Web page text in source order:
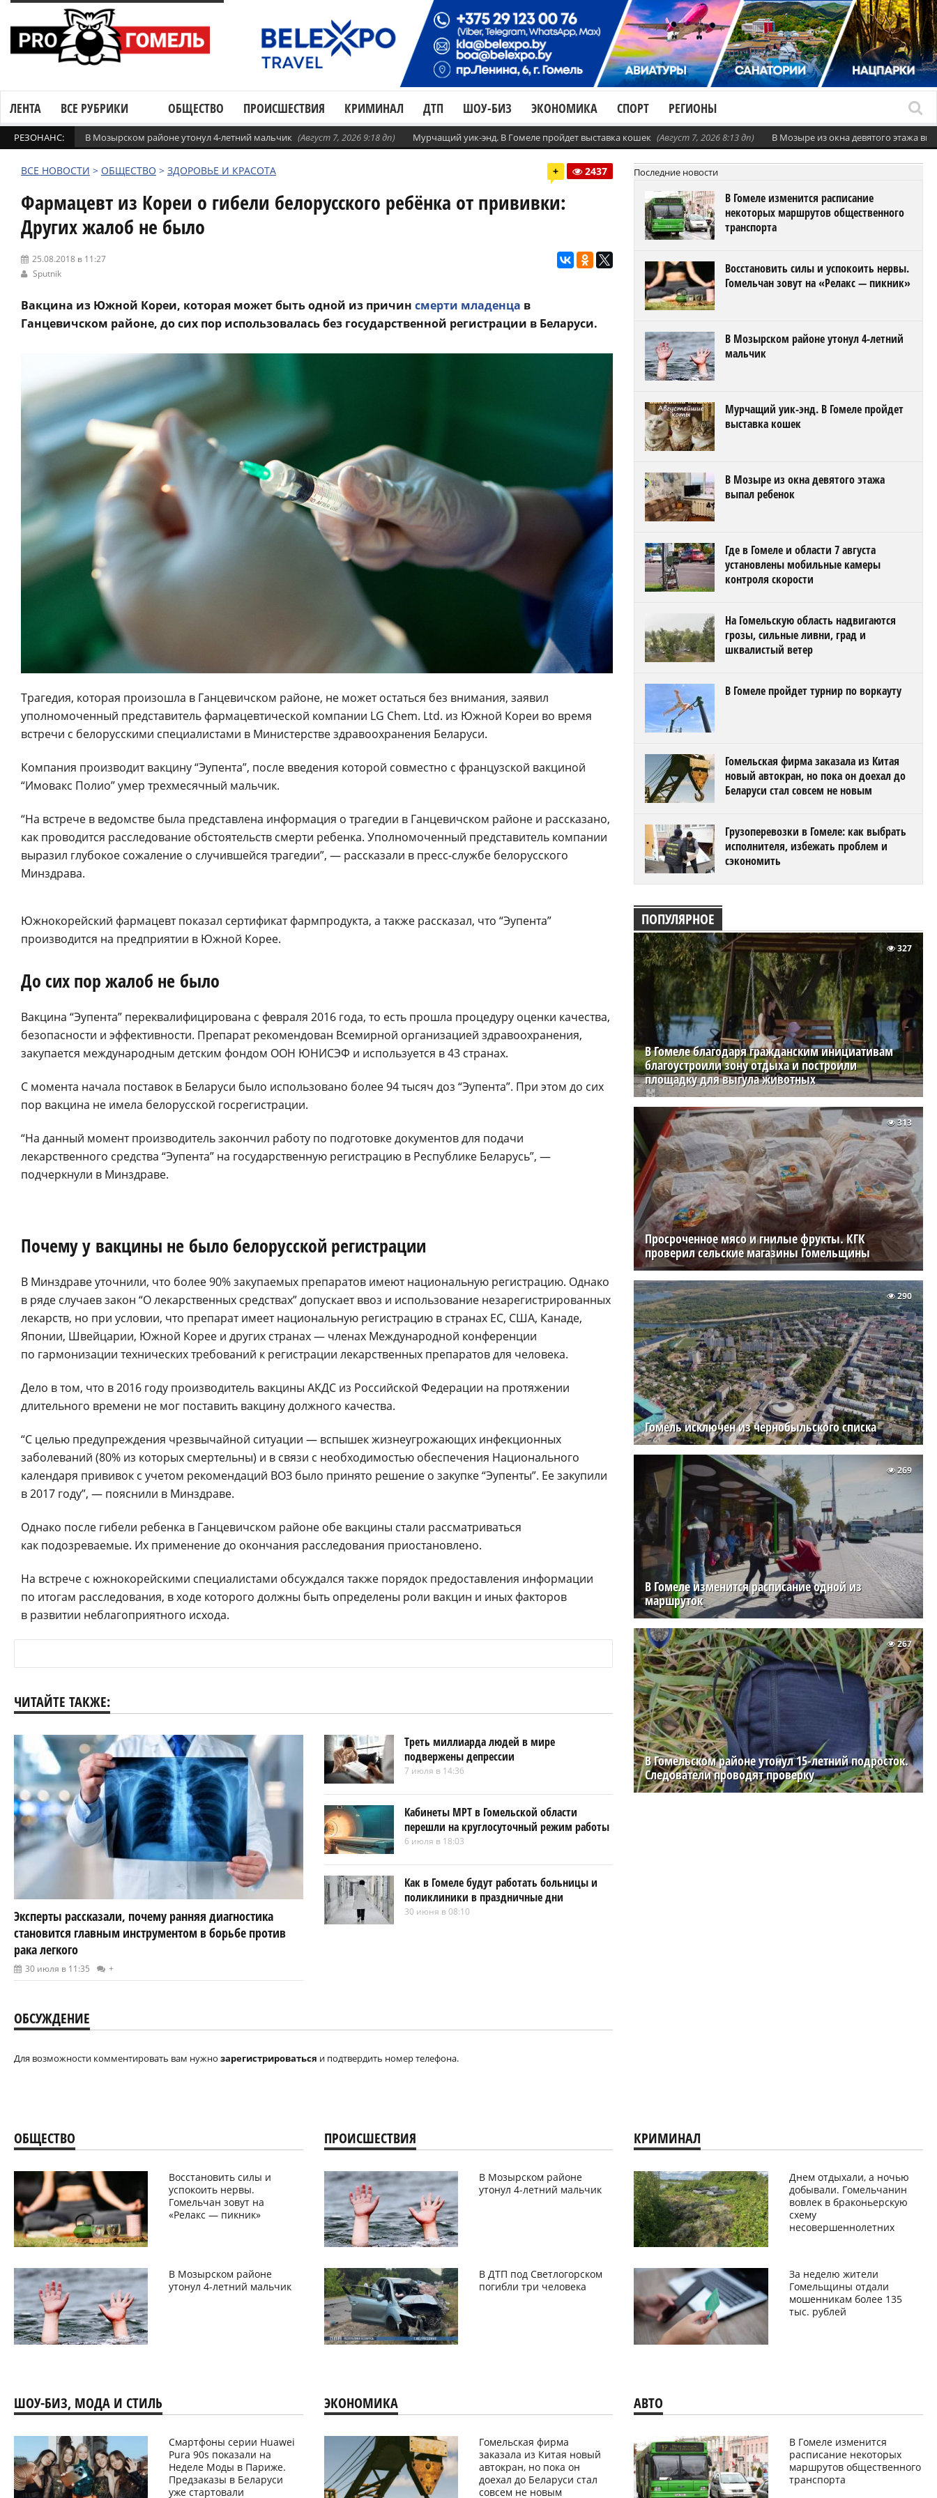
ЛЕНТА ВСЕ РУБРИКИ ОБЩЕСТВО ПРОИСШЕСТВИЯ КРИМИНАЛ ДТП ШОУ-БИЗ ЭКОНОМИКА СПОРТ РЕГИОНЫ
РЕЗОНАНС: В Мозырском районе утонул 4-летний мальчик (Август 7, 2026 9:18 дп) Мурчащий уик-энд. В Гомеле пройдет выставка кошек (Август 7, 2026 8:13 дп) В Мозыре из окна девятого этажа
ВСЕ НОВОСТИ > ОБЩЕСТВО > ЗДОРОВЬЕ И КРАСОТА + 2437
Фармацевт из Кореи о гибели белорусского ребёнка от прививки:
Других жалоб не было
25.08.2018 в 11:27
Sputnik
Вакцина из Южной Кореи, которая может быть одной из причин смерти младенца в
Ганцевичском районе, до сих пор использовалась без государственной регистрации в Беларуси.
Трагедия, которая произошла в Ганцевичском районе, не может остаться без внимания, заявил
уполномоченный представитель фармацевтической компании LG Chem. Ltd. из Южной Кореи во время
встречи с белорусскими специалистами в Министерстве здравоохранения Беларуси.
Компания производит вакцину “Эупента”, после введения которой совместно с французской вакциной
“Имовакс Полио” умер трехмесячный мальчик.
“На встрече в ведомстве была представлена информация о трагедии в Ганцевичском районе и рассказано,
как проводится расследование обстоятельств смерти ребенка. Уполномоченный представитель компании
выразил глубокое сожаление о случившейся трагедии”, — рассказали в пресс-службе белорусского
Минздрава.
Южнокорейский фармацевт показал сертификат фармпродукта, а также рассказал, что “Эупента”
производится на предприятии в Южной Корее.
До сих пор жалоб не было
Вакцина “Эупента” переквалифицирована с февраля 2016 года, то есть прошла процедуру оценки качества,
безопасности и эффективности. Препарат рекомендован Всемирной организацией здравоохранения,
закупается международным детским фондом ООН ЮНИСЭФ и используется в 43 странах.
С момента начала поставок в Беларуси было использовано более 94 тысяч доз “Эупента”. При этом до сих
пор вакцина не имела белорусской госрегистрации.
“На данный момент производитель закончил работу по подготовке документов для подачи
лекарственного средства “Эупента” на государственную регистрацию в Республике Беларусь”, —
подчеркнули в Минздраве.
Почему у вакцины не было белорусской регистрации
В Минздраве уточнили, что более 90% закупаемых препаратов имеют национальную регистрацию. Однако
в ряде случаев закон “О лекарственных средствах” допускает ввоз и использование незарегистрированных
лекарств, но при условии, что препарат имеет национальную регистрацию в странах ЕС, США, Канаде,
Японии, Швейцарии, Южной Корее и других странах — членах Международной конференции
по гармонизации технических требований к регистрации лекарственных препаратов для человека.
Дело в том, что в 2016 году производитель вакцины АКДС из Российской Федерации на протяжении
длительного времени не мог поставить вакцину должного качества.
“С целью предупреждения чрезвычайной ситуации — вспышек жизнеугрожающих инфекционных
заболеваний (80% из которых смертельны) и в связи с необходимостью обеспечения Национального
календаря прививок с учетом рекомендаций ВОЗ было принято решение о закупке “Эупенты”. Ее закупили
в 2017 году”, — пояснили в Минздраве.
Однако после гибели ребенка в Ганцевичском районе обе вакцины стали рассматриваться
как подозреваемые. Их применение до окончания расследования приостановлено.
На встрече с южнокорейскими специалистами обсуждался также порядок предоставления информации
по итогам расследования, в ходе которого должны быть определены роли вакцин и иных факторов
в развитии неблагоприятного исхода.
ЧИТАЙТЕ ТАКЖЕ:
Эксперты рассказали, почему ранняя диагностика
становится главным инструментом в борьбе против
рака легкого
30 июля в 11:35 +
Треть миллиарда людей в мире
подвержены депрессии
7 июля в 14:36
Кабинеты МРТ в Гомельской области
перешли на круглосуточный режим работы
6 июля в 18:03
Как в Гомеле будут работать больницы и
поликлиники в праздничные дни
30 июня в 08:10
ОБСУЖДЕНИЕ
Для возможности комментировать вам нужно зарегистрироваться и подтвердить номер телефона.
Последние новости
В Гомеле изменится расписание
некоторых маршрутов общественного
транспорта
Восстановить силы и успокоить нервы.
Гомельчан зовут на «Релакс — пикник»
В Мозырском районе утонул 4-летний
мальчик
Мурчащий уик-энд. В Гомеле пройдет
выставка кошек
В Мозыре из окна девятого этажа
выпал ребенок
Где в Гомеле и области 7 августа
установлены мобильные камеры
контроля скорости
На Гомельскую область надвигаются
грозы, сильные ливни, град и
шквалистый ветер
В Гомеле пройдет турнир по воркауту
Гомельская фирма заказала из Китая
новый автокран, но пока он доехал до
Беларуси стал совсем не новым
Грузоперевозки в Гомеле: как выбрать
исполнителя, избежать проблем и
сэкономить
ПОПУЛЯРНОЕ
В Гомеле благодаря гражданским инициативам
благоустроили зону отдыха и построили
площадку для выгула животных
327
Просроченное мясо и гнилые фрукты. КГК
проверил сельские магазины Гомельщины
313
Гомель исключен из чернобыльского списка
290
В Гомеле изменится расписание одной из
маршруток
269
В Гомельском районе утонул 15-летний подросток.
Следователи проводят проверку
267
ОБЩЕСТВО
Восстановить силы и
успокоить нервы.
Гомельчан зовут на
«Релакс — пикник»
В Мозырском районе
утонул 4-летний мальчик
ПРОИСШЕСТВИЯ
В Мозырском районе
утонул 4-летний мальчик
В ДТП под Светлогорском
погибли три человека
КРИМИНАЛ
Днем отдыхали, а ночью
добывали. Гомельчанин
вовлек в браконьерскую
схему
несовершеннолетних
За неделю жители
Гомельщины отдали
мошенникам более 135
тыс. рублей
ШОУ-БИЗ, МОДА И СТИЛЬ
Смартфоны серии Huawei
Pura 90s показали на
Неделе Моды в Париже.
Предзаказы в Беларуси
уже стартовали
ЭКОНОМИКА
Гомельская фирма
заказала из Китая новый
автокран, но пока он
доехал до Беларуси стал
совсем не новым
АВТО
В Гомеле изменится
расписание некоторых
маршрутов общественного
транспорта